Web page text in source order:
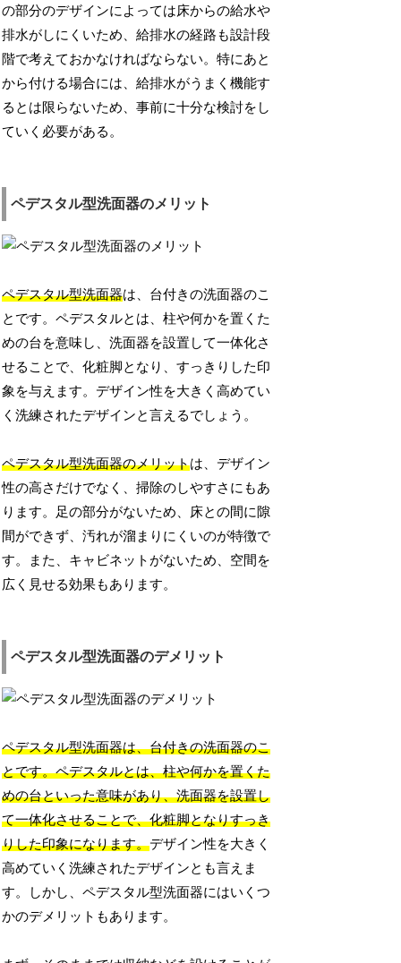
の部分のデザインによっては床からの給水や
排水がしにくいため、給排水の経路も設計段
階で考えておかなければならない。特にあと
から付ける場合には、給排水がうまく機能す
るとは限らないため、事前に十分な検討をし
ていく必要がある。
ペデスタル型洗面器のメリット
ペデスタル型洗面器は、台付きの洗面器のこ
とです。ペデスタルとは、柱や何かを置くた
めの台を意味し、洗面器を設置して一体化さ
せることで、化粧脚となり、すっきりした印
象を与えます。デザイン性を大きく高めてい
く洗練されたデザインと言えるでしょう。
ペデスタル型洗面器のメリットは、デザイン
性の高さだけでなく、掃除のしやすさにもあ
ります。足の部分がないため、床との間に隙
間ができず、汚れが溜まりにくいのが特徴で
す。また、キャビネットがないため、空間を
広く見せる効果もあります。
ペデスタル型洗面器のデメリット
ペデスタル型洗面器は、台付きの洗面器のこ
とです。ペデスタルとは、柱や何かを置くた
めの台といった意味があり、洗面器を設置し
て一体化させることで、化粧脚となりすっき
りした印象になります。デザイン性を大きく
高めていく洗練されたデザインとも言えま
す。しかし、ペデスタル型洗面器にはいくつ
かのデメリットもあります。